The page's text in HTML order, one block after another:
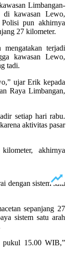
Limbangan-
di kawasan Lewo,
Polisi pun akhirnya
27 kilometer.
terjadi
kawasan Lewo,
tadi.
ujar Erik kepada
Raya Limbangan,
setiap hari rabu.
aktivitas pasar
akhirnya
dengan sistem satu
sepanjang 27
sistem satu arah
pukul 15.00 WIB,”